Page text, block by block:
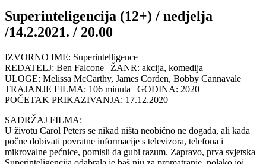
Superinteligencija (12+) / nedjelja
/14.2.2021. / 20.00
IZVORNO IME: Superintelligence
REDATELJ: Ben Falcone | ŽANR: akcija, komedija
ULOGE: Melissa McCarthy, James Corden, Bobby Cannavale
TRAJANJE FILMA: 106 minuta | GODINA: 2020
POČETAK PRIKAZIVANJA: 17.12.2020
SADRŽAJ FILMA:
U životu Carol Peters se nikad ništa neobično ne događa, ali kada
počne dobivati povratne informacije s televizora, telefona i
mikrovalne pećnice, pomisli da gubi razum. Zapravo, prva svjetska